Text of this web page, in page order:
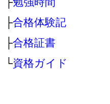
├合格体験記
├合格証書
└資格ガイド